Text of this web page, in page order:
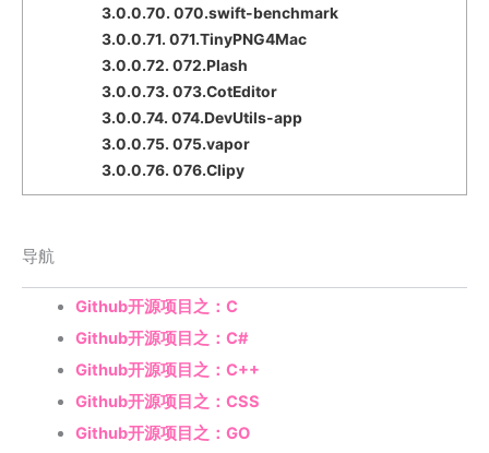
3.0.0.70. 070.swift-benchmark
3.0.0.71. 071.TinyPNG4Mac
3.0.0.72. 072.Plash
3.0.0.73. 073.CotEditor
3.0.0.74. 074.DevUtils-app
3.0.0.75. 075.vapor
3.0.0.76. 076.Clipy
导航
Github开源项目之：C
Github开源项目之：C#
Github开源项目之：C++
Github开源项目之：CSS
Github开源项目之：GO